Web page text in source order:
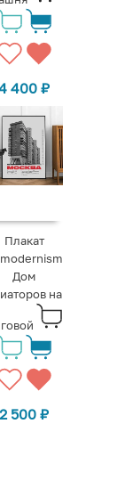
400₽
Плакат
Дом
на
2 500₽